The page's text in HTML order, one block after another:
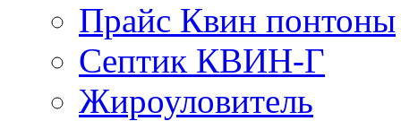
Прайс Квин понтоны
Септик КВИН-Г
Жироуловитель